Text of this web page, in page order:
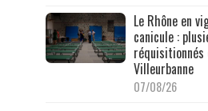
Le Rhône en
canicule :
réquisitionnés
Villeurbanne
07/08/26